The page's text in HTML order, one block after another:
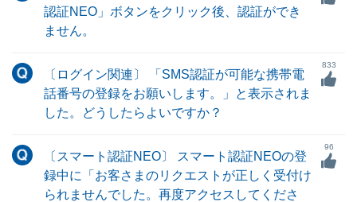
認証NEO」ボタンをクリック後、認証ができ
ません。
〔ログイン関連〕 「SMS認証が可能な携帯電
話番号の登録をお願いします。」と表示されま
した。どうしたらよいですか？
833
〔スマート認証NEO〕 スマート認証NEOの登
録中に「お客さまのリクエストが正しく受付け
られませんでした。再度アクセスしてくださ
96